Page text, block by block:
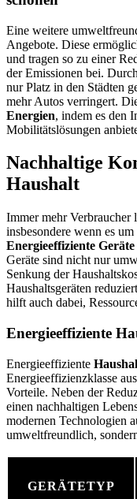
Eine weitere
Angebote. Diese
und tragen so zu einer
der Emissionen bei.
nur Platz in den Städten
mehr Autos verringert.
Energien, indem es den
Mobilitätslösungen
Nachhaltige
Haushalt
Immer mehr Verbraucher
insbesondere wenn es
Energieeffiziente Geräte
Geräte sind nicht nur
Senkung der
Haushaltsgeräten
hilft auch dabei,
Energieeffiziente
Energieeffiziente
Energieeffizienzklasse
Vorteile. Neben der
einen nachhaltigen
modernen Technologien
umweltfreundlich,
GERÄTETYP